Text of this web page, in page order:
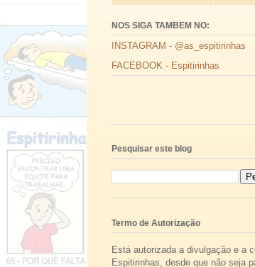
NOS SIGA TAMBEM NO:
INSTAGRAM - @as_espitirinhas
FACEBOOK - Espitirinhas
Pesquisar este blog
Termo de Autorização
Está autorizada a divulgação e a
Espitirinhas, desde que não seja